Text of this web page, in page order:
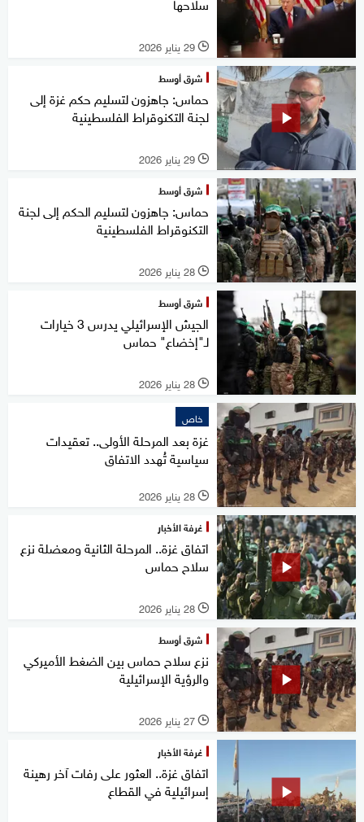
l 29 يناير 2026
شرق أوسط
حماس: جاهزون لتسليم حكم غزة إلى
لجنة التكنوقراط الفلسطينية
l 29 يناير 2026
شرق أوسط
حماس: جاهزون لتسليم الحكم إلى لجنة
التكنوقراط الفلسطينية
l 28 يناير 2026
شرق أوسط
الجيش الإسرائيلي يدرس 3 خيارات
لـ"إخضاع" حماس
l 28 يناير 2026
خاص
غزة بعد المرحلة الأولى.. تعقيدات
سياسية تُهدد الاتفاق
l 28 يناير 2026
غرفة الأخبار
اتفاق غزة.. المرحلة الثانية ومعضلة نزع
سلاح حماس
l 28 يناير 2026
شرق أوسط
نزع سلاح حماس بين الضغط الأميركي
والرؤية الإسرائيلية
l 27 يناير 2026
غرفة الأخبار
اتفاق غزة.. العثور على رفات آخر رهينة
إسرائيلية في القطاع